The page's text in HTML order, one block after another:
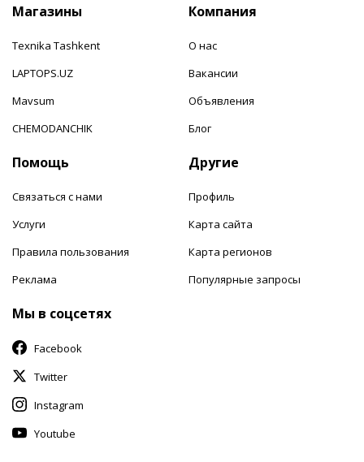
Магазины
Texnika Tashkent
LAPTOPS.UZ
Mavsum
CHEMODANCHIK
Компания
О нас
Вакансии
Объявления
Блог
Помощь
Связаться с нами
Услуги
Правила пользования
Реклама
Другие
Профиль
Карта сайта
Карта регионов
Популярные запросы
Мы в соцсетях
Facebook
Twitter
Instagram
Youtube